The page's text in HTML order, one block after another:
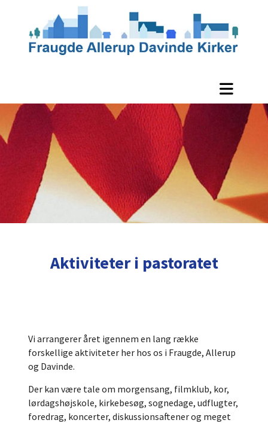
Aktiviteter i pastoratet
Vi arrangerer året igennem en lang række
forskellige aktiviteter her hos os i Fraugde, Allerup
og Davinde.
Der kan være tale om morgensang, filmklub, kor,
lørdagshøjskole, kirkebesøg, sognedage, udflugter,
foredrag, koncerter, diskussionsaftener og meget